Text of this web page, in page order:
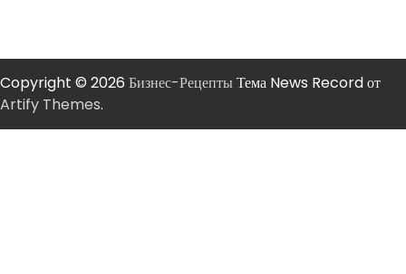
Copyright © 2026 Бизнес-РецептыТема News Record от
Artify Themes.